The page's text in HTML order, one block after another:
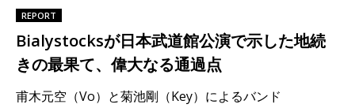
REPORT
Bialystocksが日本武道館公演で示した地続
きの最果て、偉大なる通過点
甫木元空（Vo）と菊池剛（Key）によるバンド